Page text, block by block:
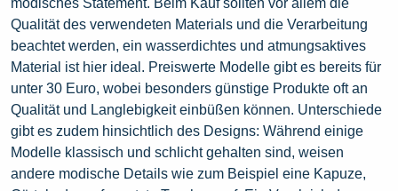
modisches Statement. Beim Kauf sollten vor allem die
Qualität des verwendeten Materials und die Verarbeitung
beachtet werden, ein wasserdichtes und atmungsaktives
Material ist hier ideal. Preiswerte Modelle gibt es bereits für
unter 30 Euro, wobei besonders günstige Produkte oft an
Qualität und Langlebigkeit einbüßen können. Unterschiede
gibt es zudem hinsichtlich des Designs: Während einige
Modelle klassisch und schlicht gehalten sind, weisen
andere modische Details wie zum Beispiel eine Kapuze,